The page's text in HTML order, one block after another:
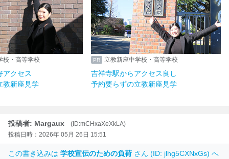
校・高等学校
アクセス
教新座見学
立教新座中学校・高等学校
吉祥寺駅からアクセス良し
予約要らずの立教新座見学
投稿者: Margaux
(ID:mCHxaXeXkLA)
投稿日時：2026年 05月 26日 15:51
この書き込みは 学校宣伝のための負荷 さん (ID: jlhg5CXNxGs) へ